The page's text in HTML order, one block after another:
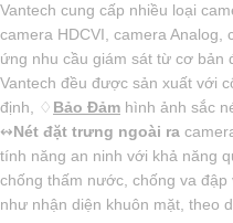
Vantech cung cấp nhiều loại
camera HDCVI, camera
ứng nhu cầu giám sát từ cơ bản
Vantech đều được sản xuất với
định, ♢ Bảo Đảm hình ảnh sắc
↭Nét đặt trưng ngoài ra
tính năng an ninh với khả năng
chống thấm nước, chống va
như nhận diện khuôn mặt, theo